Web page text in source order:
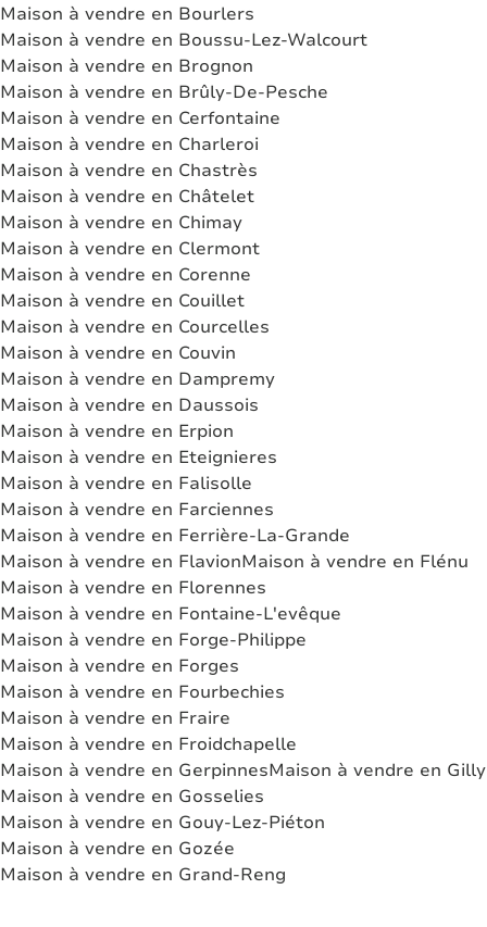
Maison à vendre en Bourlers
Maison à vendre en Boussu-Lez-Walcourt
Maison à vendre en Brognon
Maison à vendre en Brûly-De-Pesche
Maison à vendre en Cerfontaine
Maison à vendre en Charleroi
Maison à vendre en Chastrès
Maison à vendre en Châtelet
Maison à vendre en Chimay
Maison à vendre en Clermont
Maison à vendre en Corenne
Maison à vendre en Couillet
Maison à vendre en Courcelles
Maison à vendre en Couvin
Maison à vendre en Dampremy
Maison à vendre en Daussois
Maison à vendre en Erpion
Maison à vendre en Eteignieres
Maison à vendre en Falisolle
Maison à vendre en Farciennes
Maison à vendre en Ferrière-La-Grande
Maison à vendre en FlavionMaison à vendre en Flénu
Maison à vendre en Florennes
Maison à vendre en Fontaine-L'evêque
Maison à vendre en Forge-Philippe
Maison à vendre en Forges
Maison à vendre en Fourbechies
Maison à vendre en Fraire
Maison à vendre en Froidchapelle
Maison à vendre en GerpinnesMaison à vendre en Gilly
Maison à vendre en Gosselies
Maison à vendre en Gouy-Lez-Piéton
Maison à vendre en Gozée
Maison à vendre en Grand-Reng